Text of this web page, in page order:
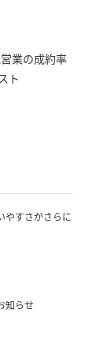
業の成約率
ト
やすさがさらに
知らせ